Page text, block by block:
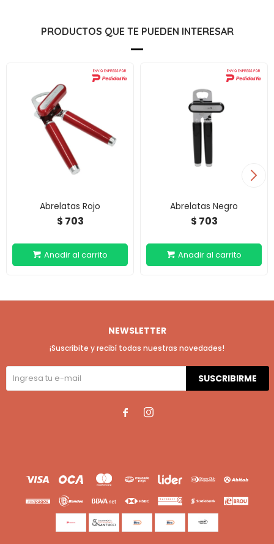
PRODUCTOS QUE TE PUEDEN INTERESAR
Abrelatas Rojo
$ 703
Abrelatas Negro
$ 703
NEWSLETTER
¡Suscribite y recibí todas nuestras novedades!
SUSCRIBIRME
 